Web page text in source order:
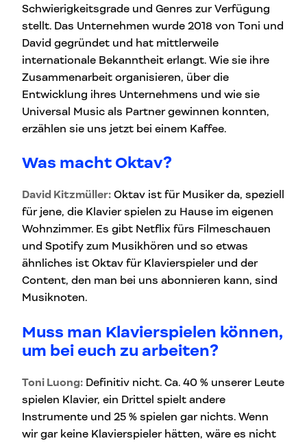
Schwierigkeitsgrade und Genres zur Verfügung
stellt. Das Unternehmen wurde 2018 von Toni und
David gegründet und hat mittlerweile
internationale Bekanntheit erlangt. Wie sie ihre
Zusammenarbeit organisieren, über die
Entwicklung ihres Unternehmens und wie sie
Universal Music als Partner gewinnen konnten,
erzählen sie uns jetzt bei einem Kaffee.
Was macht Oktav?
David Kitzmüller: Oktav ist für Musiker da, speziell
für jene, die Klavier spielen zu Hause im eigenen
Wohnzimmer. Es gibt Netflix fürs Filmeschauen
und Spotify zum Musikhören und so etwas
ähnliches ist Oktav für Klavierspieler und der
Content, den man bei uns abonnieren kann, sind
Musiknoten.
Muss man Klavierspielen können,
um bei euch zu arbeiten?
Toni Luong: Definitiv nicht. Ca. 40 % unserer Leute
spielen Klavier, ein Drittel spielt andere
Instrumente und 25 % spielen gar nichts. Wenn
wir gar keine Klavierspieler hätten, wäre es nicht